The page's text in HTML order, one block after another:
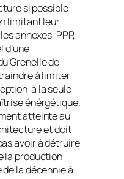
si possible
limitant leur
annexes, PPP,
d’une
Grenelle de
à limiter
à la seule
énérgétique.
atteinte au
et doit
avoir à détruire
la production
la décennie à